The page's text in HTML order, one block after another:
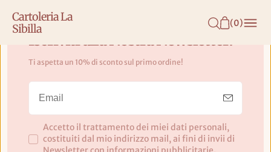
Cartoleria La
Sibilla
(0)
Cornice per photo Tokio Green
Gift Company
Dimensioni:
10x15
Iscriviti alla Nostra Newsletter!
Ti aspetta un 10% di sconto sul primo ordine!
Accetto il trattamento dei miei dati personali,
costituiti dal mio indirizzo mail, ai fini di invii di